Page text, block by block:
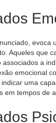
evoca
Aqueles que
associados a
emocional
indicar uma
em tempos de